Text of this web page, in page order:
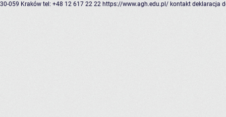
30-059 Kraków tel: +48 12 617 22 22 https://www.agh.edu.pl/ kontakt deklaracja